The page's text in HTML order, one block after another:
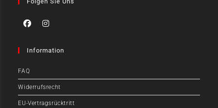
Information
FAQ
Widerrufsrecht
EU-Vertragsrücktritt